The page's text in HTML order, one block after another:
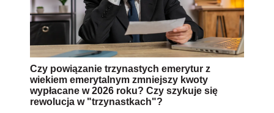
Czy powiązanie trzynastych emerytur z
wiekiem emerytalnym zmniejszy kwoty
wypłacane w 2026 roku? Czy szykuje się
rewolucja w "trzynastkach"?